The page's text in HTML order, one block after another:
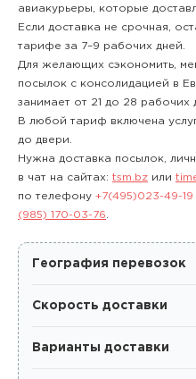
авиакурьеры, которые
Если доставка не срочная,
тарифе за 7–9 рабочих дней.
Для желающих сэкономить,
посылок с консолидацией в
занимает от 21 до 28 рабочих
В любой тариф включена
до двери.
Нужна доставка посылок,
в чат на сайтах: tsm.bz или
по телефону +7(495)023-49-19
(985) 170-03-76
География перевозок
Скорость доставки
Варианты доставки